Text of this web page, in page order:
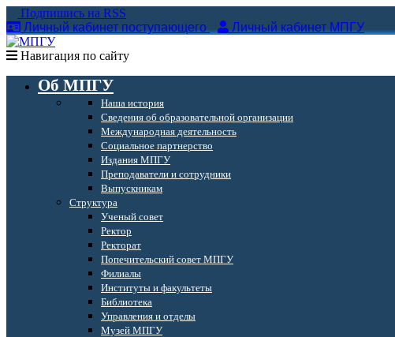
Подпишись на RSS
Личный кабинет поступающего
Личный кабинет МПГУ
Навигация по сайту
Об МПГУ
Наша история
Сведения об образовательной организации
Международная деятельность
Социальное партнерство
Издания МПГУ
Преподаватели и сотрудники
Выпускникам
Структура
Ученый совет
Ректор
Ректорат
Попечительский совет МПГУ
Филиалы
Институты и факультеты
Библиотека
Управления и отделы
Музей МПГУ